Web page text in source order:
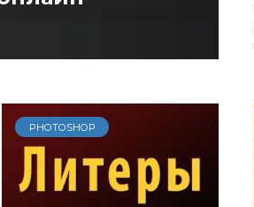
PHOTOSHOP